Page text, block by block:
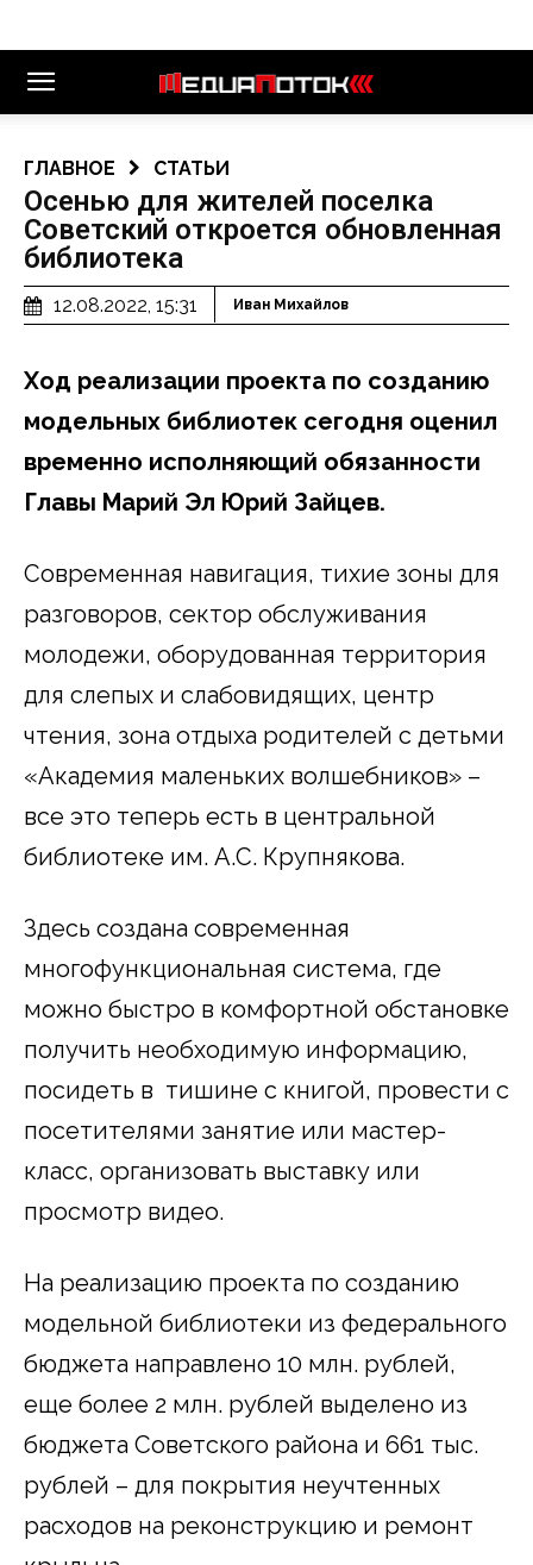
ГЛАВНОЕ СТАТЬИ
Осенью для жителей поселка
Советский откроется обновленная
библиотека
12.08.2022, 15:31 Иван Михайлов
Ход реализации проекта по созданию
модельных библиотек сегодня оценил
временно исполняющий обязанности
Главы Марий Эл Юрий Зайцев.
Современная навигация, тихие зоны для
разговоров, сектор обслуживания
молодежи, оборудованная территория
для слепых и слабовидящих, центр
чтения, зона отдыха родителей с детьми
«Академия маленьких волшебников» –
все это теперь есть в центральной
библиотеке им. А.С. Крупнякова.
Здесь создана современная
многофункциональная система, где
можно быстро в комфортной обстановке
получить необходимую информацию,
посидеть в тишине с книгой, провести с
посетителями занятие или мастер-
класс, организовать выставку или
просмотр видео.
На реализацию проекта по созданию
модельной библиотеки из федерального
бюджета направлено 10 млн. рублей,
еще более 2 млн. рублей выделено из
бюджета Советского района и 661 тыс.
рублей – для покрытия неучтенных
расходов на реконструкцию и ремонт